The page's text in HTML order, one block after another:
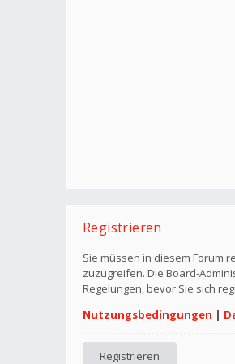
Registrieren
Sie müssen in diesem Forum
zuzugreifen. Die Board-
Regelungen, bevor Sie sich
Nutzungsbedingungen |
Registrieren